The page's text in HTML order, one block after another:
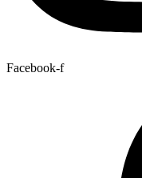
Facebook-f